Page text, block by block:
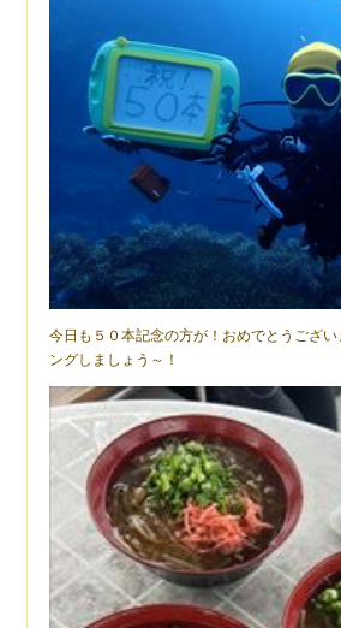
今日も５０本記念の方が！おめでとうござ
ングしましょう～！